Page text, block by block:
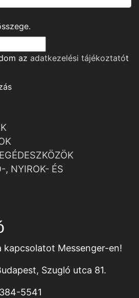
az adatkezelési tájékoztatót
, NYIROK- ÉS
kapcsolatot Messenger-en!
Szugló utca 81.
5541